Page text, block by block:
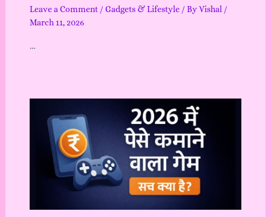
Leave a Comment / Gadgets & Lifestyle/ ByVishal /
March 11, 2026
…